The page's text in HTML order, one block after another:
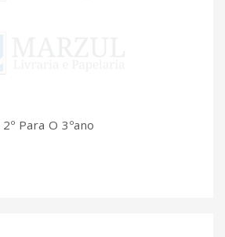
Para O 3ºano